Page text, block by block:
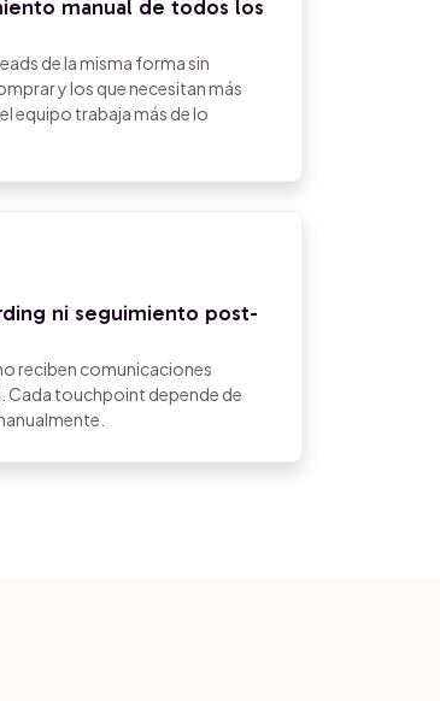
manual de todos los
de la misma forma sin
y los que necesitan más
equipo trabaja más de lo
ni seguimiento post-
reciben comunicaciones
Cada touchpoint depende de